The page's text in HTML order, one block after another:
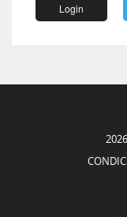
Login